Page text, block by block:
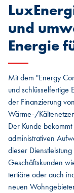
und
Energie
Mit dem "Energy
und schlüsselfertige
der Finanzierung
Wärme-/
Der Kunde
administrativen
dieser
Geschäftskunden
tertiäre oder auch
neuen